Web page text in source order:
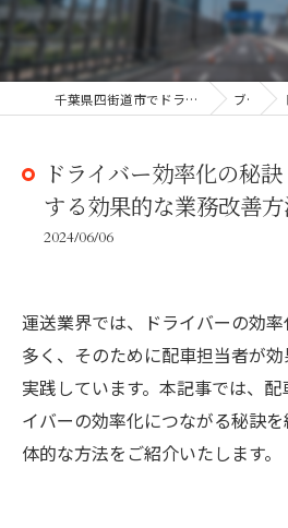
千葉県四街道市でドライバーの求人なら株式会社BIGUP ブログ
ドライバー効率化の秘
する効果的な業務改善
2024/06/06
運送業界では、ドライバーの効
多く、そのために配車担当者が
実践しています。本記事では、
イバーの効率化につながる秘訣
体的な方法をご紹介いたします。